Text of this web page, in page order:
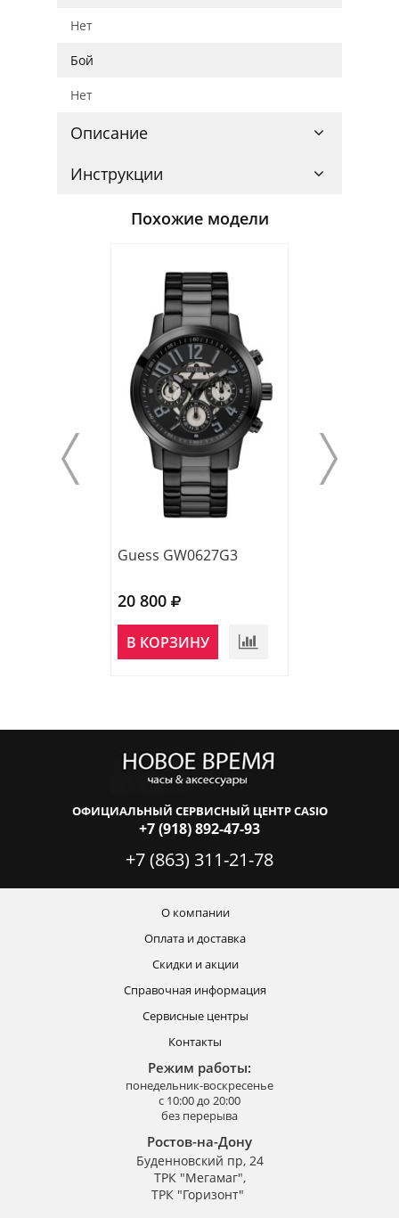
Нет
Бой
Нет
Описание
Инструкции
Похожие модели
Guess GW0627G3
20 800
В КОРЗИНУ
ОФИЦИАЛЬНЫЙ СЕРВИСНЫЙ ЦЕНТР CASIO
+7 (918) 892-47-93
+7 (863) 311-21-78
О компании
Оплата и доставка
Скидки и акции
Справочная информация
Сервисные центры
Контакты
Режим работы:
понедельник-воскресенье
с 10:00 до 20:00
без перерыва
Ростов-на-Дону
Буденновский пр, 24
ТРК "Мегамаг",
ТРК "Горизонт"